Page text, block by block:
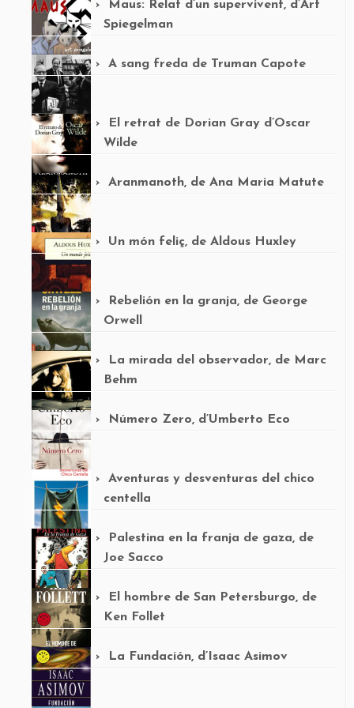
Maus: Relat d’un supervivent, d’Art
Spiegelman
A sang freda de Truman Capote
El retrat de Dorian Gray d’Oscar
Wilde
Aranmanoth, de Ana Maria Matute
Un món feliç, de Aldous Huxley
Rebelión en la granja, de George
Orwell
La mirada del observador, de Marc
Behm
Número Zero, d’Umberto Eco
Aventuras y desventuras del chico
centella
Palestina en la franja de gaza, de
Joe Sacco
El hombre de San Petersburgo, de
Ken Follet
La Fundación, d’Isaac Asimov